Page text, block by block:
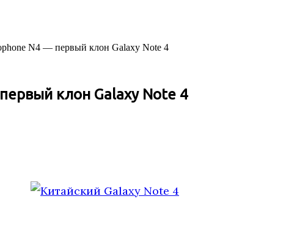
N4 — первый клон Galaxy Note 4
клон Galaxy Note 4